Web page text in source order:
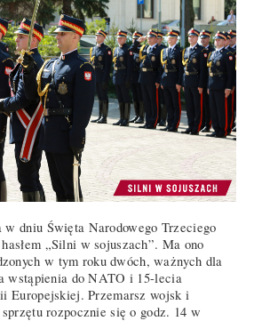
dniu Święta Narodowego Trzeciego
„Silni w sojuszach”. Ma ono
w tym roku dwóch, ważnych dla
wstąpienia do NATO i 15-lecia
Europejskiej. Przemarsz wojsk i
rozpocznie się o godz. 14 w